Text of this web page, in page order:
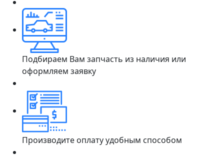
Подбираем Вам запчасть из наличия или
оформляем заявку
Производите оплату удобным способом